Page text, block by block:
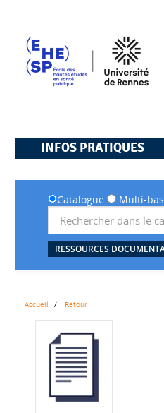
INFOS PRATIQUES
Catalogue Multi-
RESSOURCES
Accueil Retour